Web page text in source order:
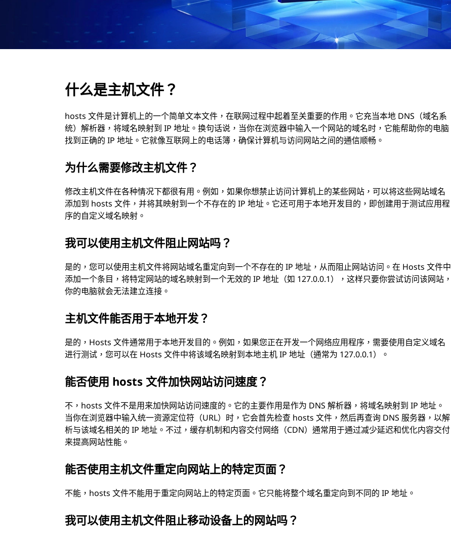
什么是主机文件？
hosts 文件是计算机上的一个简单文本文件，在联网过程中起着至关重要的作用。它充当本地 DNS（域名系
统）解析器，将域名映射到 IP 地址。换句话说，当你在浏览器中输入一个网站的域名时，它能帮助你的电脑
找到正确的 IP 地址。它就像互联网上的电话簿，确保计算机与访问网站之间的通信顺畅。
为什么需要修改主机文件？
修改主机文件在各种情况下都很有用。例如，如果你想禁止访问计算机上的某些网站，可以将这些网站域名
添加到 hosts 文件，并将其映射到一个不存在的 IP 地址。它还可用于本地开发目的，即创建用于测试应用程
序的自定义域名映射。
我可以使用主机文件阻止网站吗？
是的，您可以使用主机文件将网站域名重定向到一个不存在的 IP 地址，从而阻止网站访问。在 Hosts 文件中
添加一个条目，将特定网站的域名映射到一个无效的 IP 地址（如 127.0.0.1），这样只要你尝试访问该网站，
你的电脑就会无法建立连接。
主机文件能否用于本地开发？
是的，Hosts 文件通常用于本地开发目的。例如，如果您正在开发一个网络应用程序，需要使用自定义域名
进行测试，您可以在 Hosts 文件中将该域名映射到本地主机 IP 地址（通常为 127.0.0.1）。
能否使用 hosts 文件加快网站访问速度？
不，hosts 文件不是用来加快网站访问速度的。它的主要作用是作为 DNS 解析器，将域名映射到 IP 地址。
当你在浏览器中输入统一资源定位符（URL）时，它会首先检查 hosts 文件，然后再查询 DNS 服务器，以解
析与该域名相关的 IP 地址。不过，缓存机制和内容交付网络（CDN）通常用于通过减少延迟和优化内容交付
来提高网站性能。
能否使用主机文件重定向网站上的特定页面？
不能，hosts 文件不能用于重定向网站上的特定页面。它只能将整个域名重定向到不同的 IP 地址。
我可以使用主机文件阻止移动设备上的网站吗？